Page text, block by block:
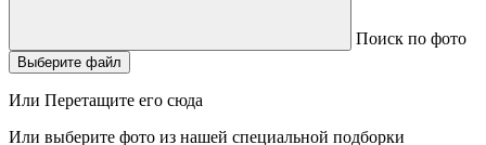
Поиск по фото
Выберите файл
Или Перетащите его сюда
Или выберите фото из нашей специальной подборки